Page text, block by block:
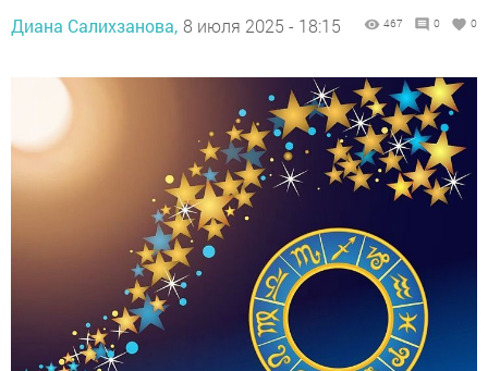
Диана Салихзанова, 8 июля 2025 - 18:15 467 0 0